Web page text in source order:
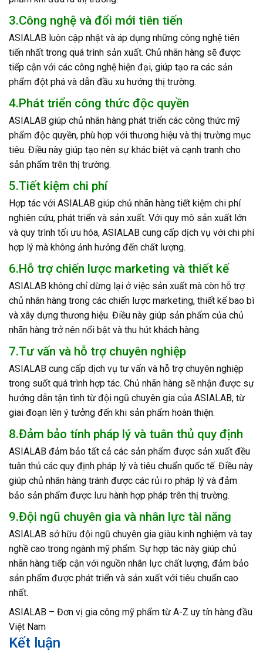
3.Công nghệ và đổi mới tiên tiến
ASIALAB luôn cập nhật và áp dụng những công nghệ tiên
tiến nhất trong quá trình sản xuất. Chủ nhãn hàng sẽ được
tiếp cận với các công nghệ hiện đại, giúp tạo ra các sản
phẩm đột phá và dẫn đầu xu hướng thị trường.
4.Phát triển công thức độc quyền
ASIALAB giúp chủ nhãn hàng phát triển các công thức mỹ
phẩm độc quyền, phù hợp với thương hiệu và thị trường mục
tiêu. Điều này giúp tạo nên sự khác biệt và cạnh tranh cho
sản phẩm trên thị trường.
5.Tiết kiệm chi phí
Hợp tác với ASIALAB giúp chủ nhãn hàng tiết kiệm chi phí
nghiên cứu, phát triển và sản xuất. Với quy mô sản xuất lớn
và quy trình tối ưu hóa, ASIALAB cung cấp dịch vụ với chi phí
hợp lý mà không ảnh hưởng đến chất lượng.
6.Hỗ trợ chiến lược marketing và thiết kế
ASIALAB không chỉ dừng lại ở việc sản xuất mà còn hỗ trợ
chủ nhãn hàng trong các chiến lược marketing, thiết kế bao bì
và xây dựng thương hiệu. Điều này giúp sản phẩm của chủ
nhãn hàng trở nên nổi bật và thu hút khách hàng.
7.Tư vấn và hỗ trợ chuyên nghiệp
ASIALAB cung cấp dịch vụ tư vấn và hỗ trợ chuyên nghiệp
trong suốt quá trình hợp tác. Chủ nhãn hàng sẽ nhận được sự
hướng dẫn tận tình từ đội ngũ chuyên gia của ASIALAB, từ
giai đoạn lên ý tưởng đến khi sản phẩm hoàn thiện.
8.Đảm bảo tính pháp lý và tuân thủ quy định
ASIALAB đảm bảo tất cả các sản phẩm được sản xuất đều
tuân thủ các quy định pháp lý và tiêu chuẩn quốc tế. Điều này
giúp chủ nhãn hàng tránh được các rủi ro pháp lý và đảm
bảo sản phẩm được lưu hành hợp pháp trên thị trường.
9.Đội ngũ chuyên gia và nhân lực tài năng
ASIALAB sở hữu đội ngũ chuyên gia giàu kinh nghiệm và tay
nghề cao trong ngành mỹ phẩm. Sự hợp tác này giúp chủ
nhãn hàng tiếp cận với nguồn nhân lực chất lượng, đảm bảo
sản phẩm được phát triển và sản xuất với tiêu chuẩn cao
nhất.
ASIALAB – Đơn vị gia công mỹ phẩm từ A-Z uy tín hàng đầu
Việt Nam
Kết luận